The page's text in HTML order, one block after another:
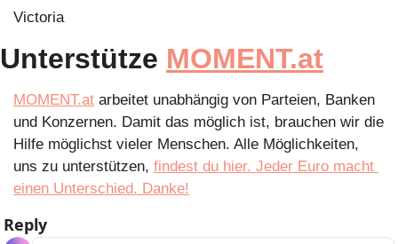
Victoria
Unterstütze MOMENT.at
MOMENT.at arbeitet unabhängig von Parteien, Banken
und Konzernen. Damit das möglich ist, brauchen wir die
Hilfe möglichst vieler Menschen. Alle Möglichkeiten,
uns zu unterstützen, findest du hier. Jeder Euro macht
einen Unterschied. Danke!
Reply